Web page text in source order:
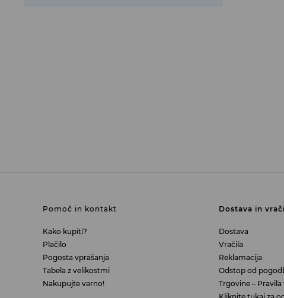
Pomoč in kontakt
Kako kupiti?
Plačilo
Pogosta vprašanja
Tabela z velikostmi
Nakupujte varno!
Dostava in
Dostava
Vračila
Reklamacija
Odstop od
Trgovine – Pravila
Kliknite tukaj za